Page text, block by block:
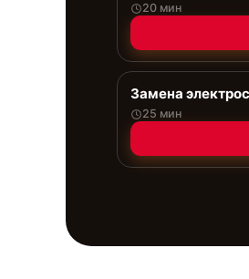
20 мин
Замена
25 мин